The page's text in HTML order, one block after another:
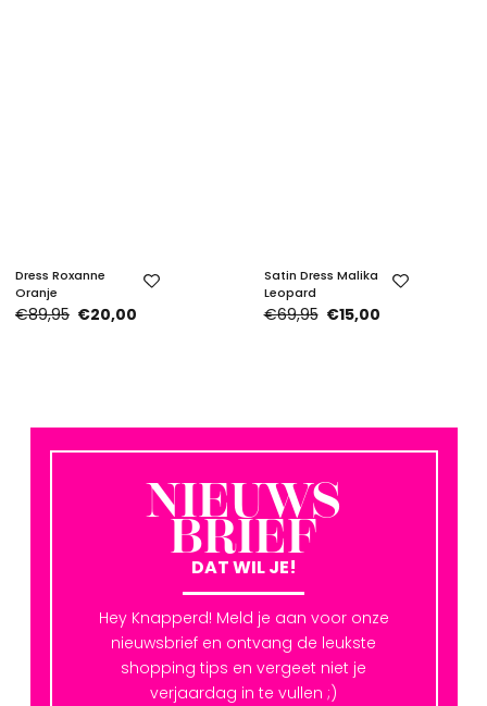
Dress Roxanne
Oranje
€89,95 €20,00
Satin Dress Malika
Leopard
€69,95 €15,00
NIEUWS
BRIEF
DAT WIL JE!
Hey Knapperd! Meld je aan voor onze
nieuwsbrief en ontvang de leukste
shopping tips en vergeet niet je
verjaardag in te vullen ;)